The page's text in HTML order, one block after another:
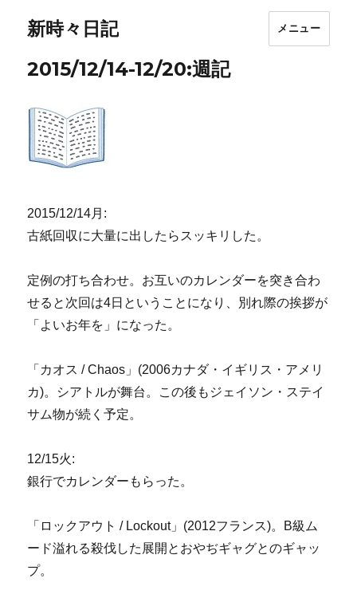
新時々日記 メニュー
2015/12/14-12/20:週記
2015/12/14月:
古紙回収に大量に出したらスッキリした。
定例の打ち合わせ。お互いのカレンダーを突き合わ
せると次回は4日ということになり、別れ際の挨拶が
「よいお年を」になった。
「カオス / Chaos」(2006カナダ・イギリス・アメリ
カ)。シアトルが舞台。この後もジェイソン・ステイ
サム物が続く予定。
12/15火:
銀行でカレンダーもらった。
「ロックアウト / Lockout」(2012フランス)。B級ム
ード溢れる殺伐した展開とおやぢギャグとのギャッ
プ。